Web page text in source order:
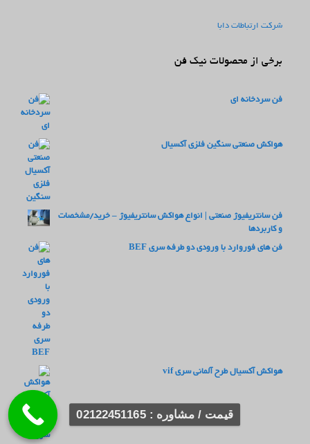
شرکت ارتباطات دابا
برخی از محصولات نیک فن
فن سردخانه ای
هواکش صنعتی سنگین فلزی آکسیال
فن سانتریفیوژ صنعتی | انواع هواکش سانتریفیوژ – خرید/مشخصات
و کاربردها
فن های فوروارد با ورودی دو طرفه سری BEF
هواکش آکسیال طرح آلمانی سری vif
قیمت / مشاوره : 02122451165